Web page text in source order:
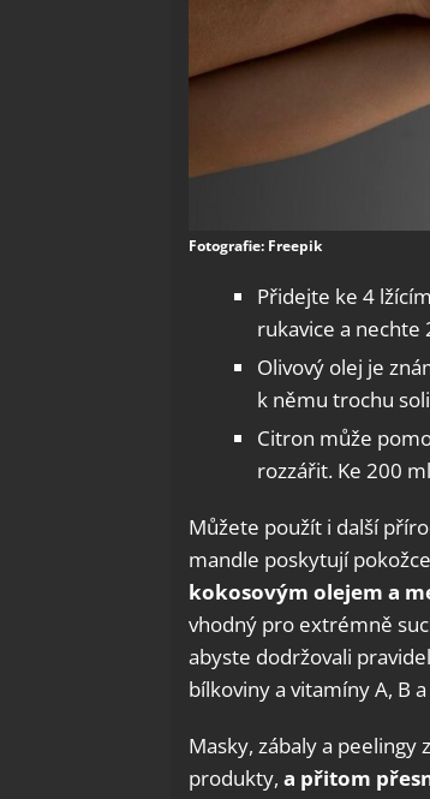
Fotografie: Freepik
Přidejte ke 4
rukavice a nechte
Olivový olej je
k němu trochu
Citron může
rozzářit. Ke 200
Můžete použít i další
mandle poskytují
kokosovým olejem a
vhodný pro extrémně
abyste dodržovali
bílkoviny a vitamíny A, B a
Masky, zábaly a
produkty, a přitom